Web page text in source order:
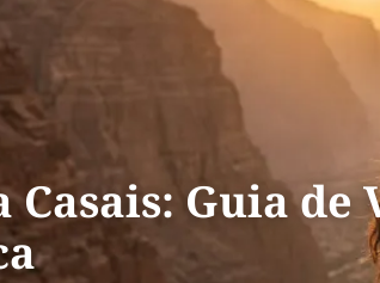
Casais: Guia de